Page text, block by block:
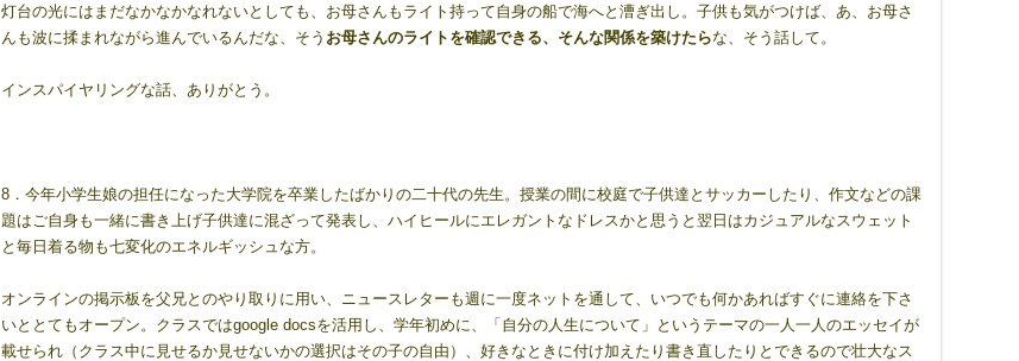
灯台の光にはまだなかなかなれないとしても、お母さんもライト持って自身の船で海へと漕ぎ出し。子供も気がつけば、あ、お母さ
んも波に揉まれながら進んでいるんだな、そう お母さんのライトを確認できる、そんな関係を築けたらな、そう話して。
インスパイヤリングな話、ありがとう。
8．今年小学生娘の担任になった大学院を卒業したばかりの二十代の先生。授業の間に校庭で子供達とサッカーしたり、作文などの課
題はご自身も一緒に書き上げ子供達に混ざって発表し、ハイヒールにエレガントなドレスかと思うと翌日はカジュアルなスウェット
と毎日着る物も七変化のエネルギッシュな方。
オンラインの掲示板を父兄とのやり取りに用い、ニュースレターも週に一度ネットを通して、いつでも何かあればすぐに連絡を下さ
いととてもオープン。クラスではgoogle docsを活用し、学年初めに、「自分の人生について」というテーマの一人一人のエッセイが
載せられ（クラス中に見せるか見せないかの選択はその子の自由）、好きなときに付け加えたり書き直したりとできるので壮大なス